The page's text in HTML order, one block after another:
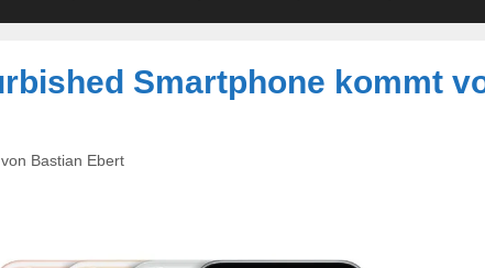
Smartphone kommt
von Bastian Ebert